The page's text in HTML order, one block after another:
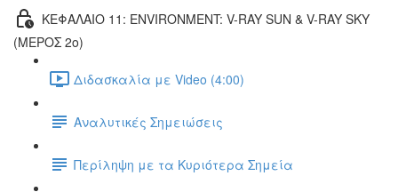
ΚΕΦΑΛΑΙΟ 11: ENVIRONMENT: V-RAY SUN & V-RAY SKY
(ΜΕΡΟΣ 2ο)
Διδασκαλία με Video (4:00)
Αναλυτικές Σημειώσεις
Περίληψη με τα Κυριότερα Σημεία